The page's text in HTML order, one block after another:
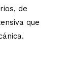
de
que